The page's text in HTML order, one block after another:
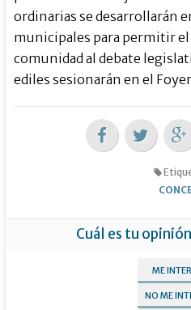
ordinarias se desarrollarán
municipales para permitir el
comunidad al debate
ediles sesionarán en el Foyer
Cuál es tu
ME
NO ME